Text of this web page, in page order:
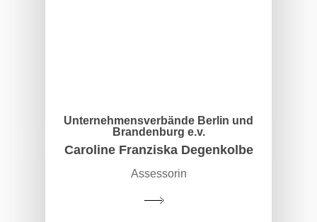
Unternehmensverbände Berlin und
Brandenburg e.v.
Caroline Franziska Degenkolbe
Assessorin